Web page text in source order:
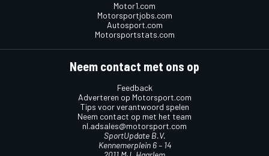
Motor1.com
Motorsportjobs.com
Autosport.com
Motorsportstats.com
Neem contact met ons op
Feedback
Adverteren op Motorsport.com
Tips voor verantwoord spelen
Neem contact op met het team
nl.adsales@motorsport.com
SportUpdate B.V.
Kennemerplein 6 – 14